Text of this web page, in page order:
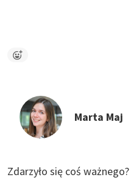
Marta Maj
Zdarzyło się coś ważnego?